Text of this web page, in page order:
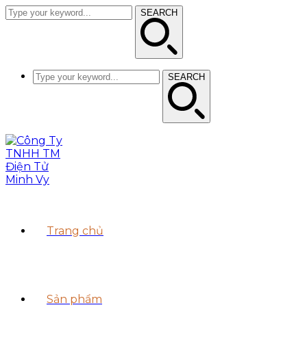
SEARCH
SEARCH
Trang chủ
Sản phẩm